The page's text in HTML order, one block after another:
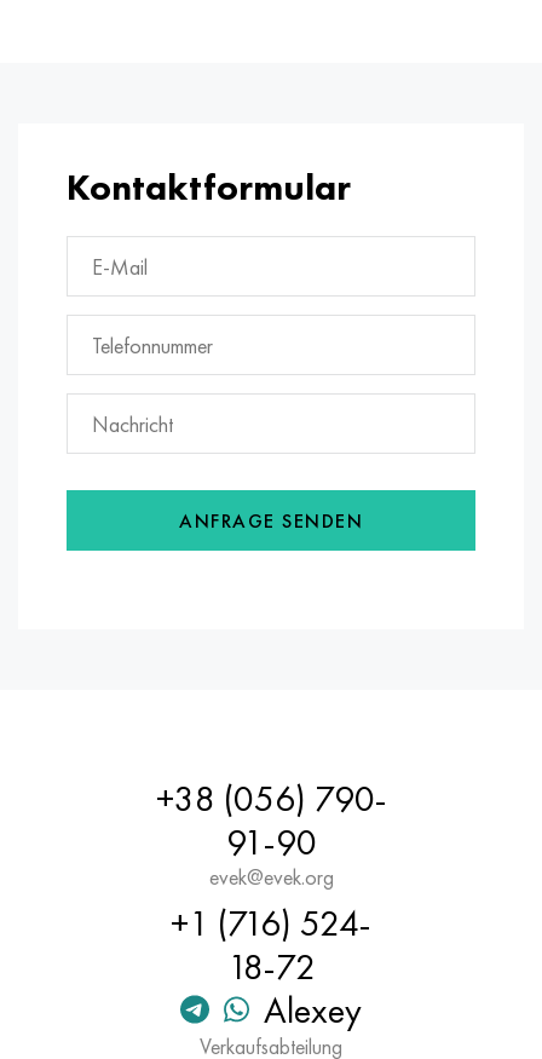
Kontaktformular
ANFRAGE SENDEN
+38 (056) 790-
91-90
evek@evek.org
+1 (716) 524-
18-72
Alexey
Verkaufsabteilung